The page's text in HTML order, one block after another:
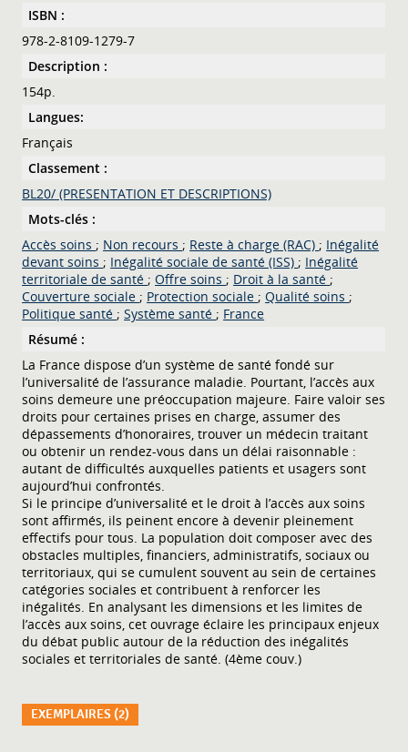
ISBN :
978-2-8109-1279-7
Description :
154p.
Langues:
Français
Classement :
BL20/ (PRESENTATION ET DESCRIPTIONS)
Mots-clés :
Accès soins ; Non recours ; Reste à charge (RAC) ; Inégalité
devant soins ; Inégalité sociale de santé (ISS) ; Inégalité
territoriale de santé ; Offre soins ; Droit à la santé ;
Couverture sociale ; Protection sociale ; Qualité soins ;
Politique santé ; Système santé ; France
Résumé :
La France dispose d’un système de santé fondé sur
l’universalité de l’assurance maladie. Pourtant, l’accès aux
soins demeure une préoccupation majeure. Faire valoir ses
droits pour certaines prises en charge, assumer des
dépassements d’honoraires, trouver un médecin traitant
ou obtenir un rendez-vous dans un délai raisonnable :
autant de difficultés auxquelles patients et usagers sont
aujourd’hui confrontés.
Si le principe d’universalité et le droit à l’accès aux soins
sont affirmés, ils peinent encore à devenir pleinement
effectifs pour tous. La population doit composer avec des
obstacles multiples, financiers, administratifs, sociaux ou
territoriaux, qui se cumulent souvent au sein de certaines
catégories sociales et contribuent à renforcer les
inégalités. En analysant les dimensions et les limites de
l’accès aux soins, cet ouvrage éclaire les principaux enjeux
du débat public autour de la réduction des inégalités
sociales et territoriales de santé. (4ème couv.)
EXEMPLAIRES (2)